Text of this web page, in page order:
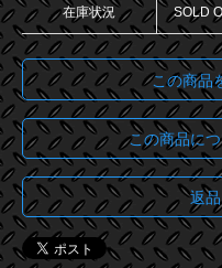
在庫状況 SOLD
この商品
この商品に
返